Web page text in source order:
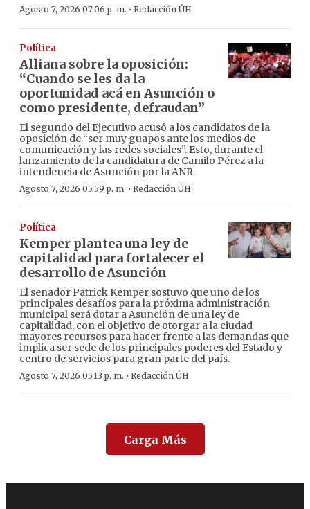
Agosto 7, 2026 07:06 p. m. · Redacción ÚH
Política
Alliana sobre la oposición:
“Cuando se les da la
oportunidad acá en Asunción o
como presidente, defraudan”
El segundo del Ejecutivo acusó a los candidatos de la
oposición de “ser muy guapos ante los medios de
comunicación y las redes sociales”. Esto, durante el
lanzamiento de la candidatura de Camilo Pérez a la
intendencia de Asunción por la ANR.
Agosto 7, 2026 05:59 p. m. · Redacción ÚH
Política
Kemper plantea una ley de
capitalidad para fortalecer el
desarrollo de Asunción
El senador Patrick Kemper sostuvo que uno de los
principales desafíos para la próxima administración
municipal será dotar a Asunción de una ley de
capitalidad, con el objetivo de otorgar a la ciudad
mayores recursos para hacer frente a las demandas que
implica ser sede de los principales poderes del Estado y
centro de servicios para gran parte del país.
Agosto 7, 2026 05:13 p. m. · Redacción ÚH
Carga Más